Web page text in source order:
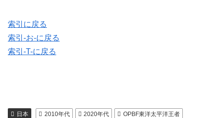
索引に戻る
索引-お-に戻る
索引-T-に戻る
日本 2010年代 2020年代
OPBF東洋太平洋王者